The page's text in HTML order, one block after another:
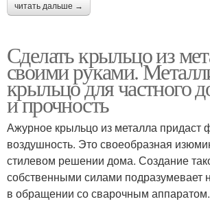
читать дальше →
Сделать крыльцо из
своими руками.
крыльцо для частного
и прочность
Ажурное крыльцо из металла придаст
воздушность. Это своеобразная
стилевом решении дома. Создание
собственными силами подразумевает
в обращении со сварочным аппаратом.